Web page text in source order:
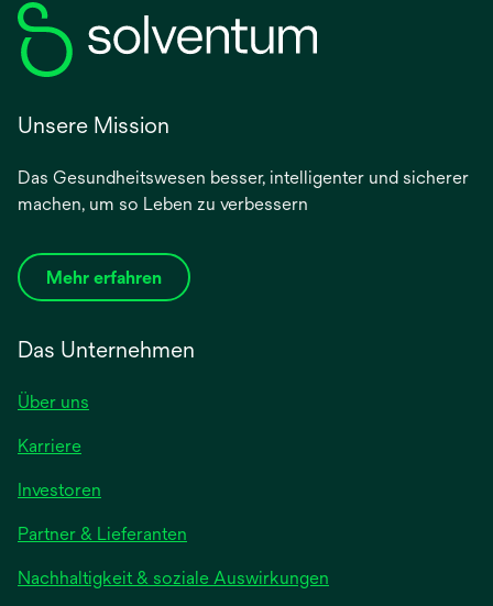
Unsere Mission
Das Gesundheitswesen besser, intelligenter und sicherer
machen, um so Leben zu verbessern
Mehr erfahren
Das Unternehmen
Über uns
Karriere
Investoren
einer
neuen
Registerkarte
Partner & Lieferanten
Nachhaltigkeit & soziale Auswirkungen